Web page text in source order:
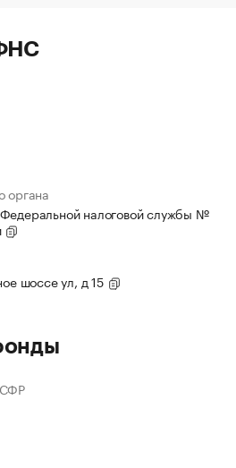
органа
налоговой службы №
шоссе ул, д 15